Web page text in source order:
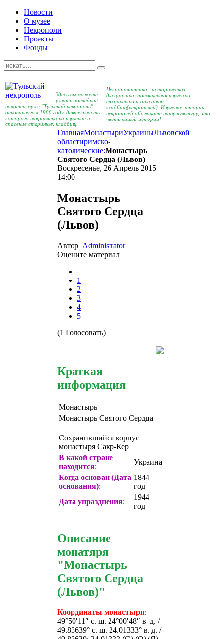
Новости
О музее
Некрополи
Проекты
Фонды
Здесь вы можете
узнать последние
новости музея "Тульский некрополь",
основанного в 1988 году, деятельность
которого направлена на изучение и
спасение старинных кладбищ.
Некрополистика - историческая
дисциплина, посвященная изучению,
сохранению и описанию
кладбищ(некрополей). Изучение истории
некрополей обогащает нашу культуру, это
часть нашей истории!
ГлавнаяМонастыриУкраиныЛьвовской
областиримско-
католические:Монастырь
Святого Сердца (Львов)
Воскресенье, 26 Апрель 2015
14:00
Монастырь
Святого Сердца
(Львов)
Автор Administrator
Оцените материал
1
2
3
4
5
(1 Голосовать)
Краткая
информация
Монастырь
Монастырь Святого Сердца
Сохранившийся корпус
монастыря Сакр-Кер
В какой стране
находится:
Украина
Когда основан (Дата
основания):
1844
год
Дата упразднения:
1944
год
Описание
монатяря
"Монастырь
Святого Сердца
(Львов)"
Координаты монастыря:
49°50′11″ с. ш. 24°00′48″ в. д. /
49.83639° с. ш. 24.01333° в. д. /